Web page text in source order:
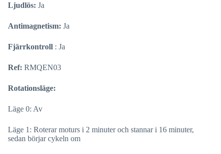
Ljudlös: Ja
Antimagnetism: Ja
Fjärrkontroll : Ja
Ref: RMQEN03
Rotationsläge:
Läge 0: Av
Läge 1: Roterar moturs i 2 minuter och stannar i 16 minuter,
sedan börjar cykeln om